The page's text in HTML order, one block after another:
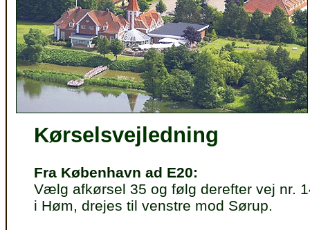
Kørselsvejledning
Fra København ad E20:
Vælg afkørsel 35 og følg derefter vej nr.
i Høm, drejes til venstre mod Sørup.